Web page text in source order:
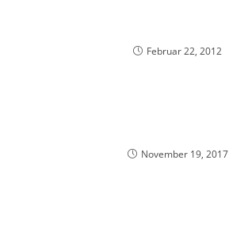
Februar 22, 2012
November 19, 2017